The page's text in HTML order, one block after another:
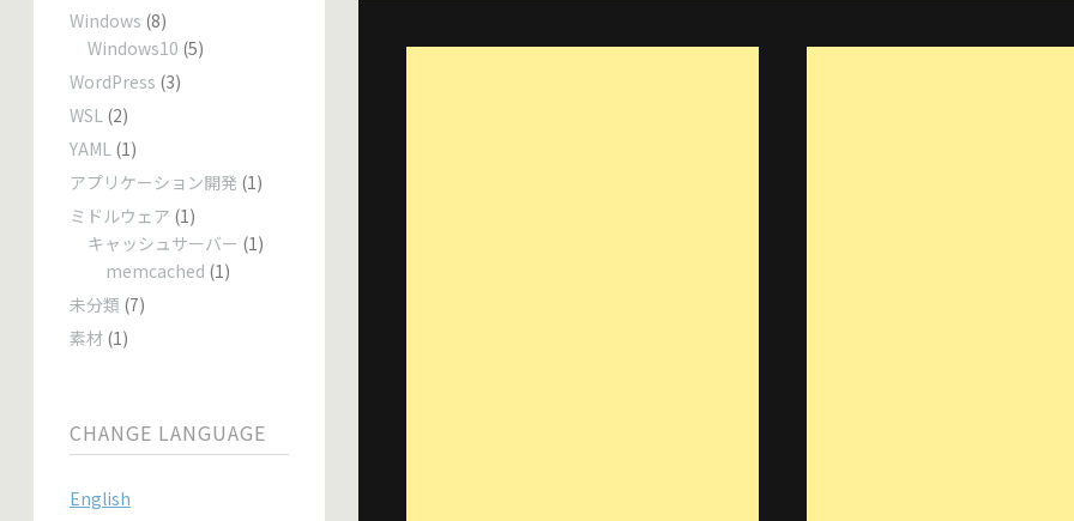
Windows (8)
Windows10 (5)
WordPress (3)
WSL (2)
YAML (1)
アプリケーション開発 (1)
ミドルウェア (1)
キャッシュサーバー (1)
memcached (1)
未分類 (7)
素材 (1)
CHANGE LANGUAGE
English